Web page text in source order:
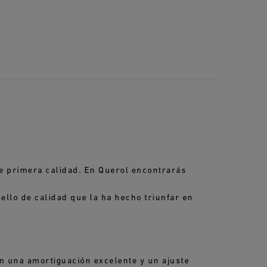
primera calidad. En Querol encontrarás
de calidad que la ha hecho triunfar en
una amortiguación excelente y un ajuste